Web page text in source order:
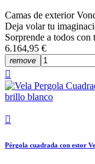
Camas de exterior
Deja volar tu
Sorprende a todos con
6.164,95 €
remove


Pérgola cuadrada con estor